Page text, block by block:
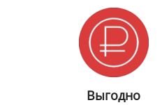
Выгодно